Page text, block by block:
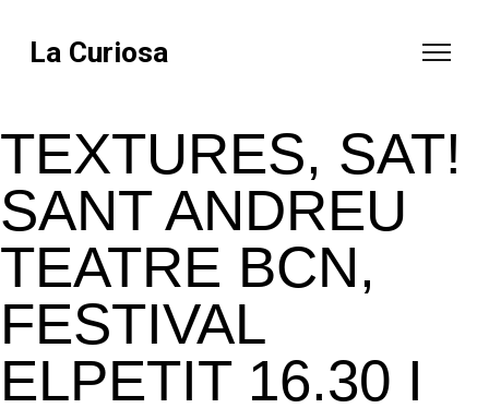
La Curiosa
TEXTURES, SAT!
SANT ANDREU
TEATRE BCN,
FESTIVAL
ELPETIT 16.30 I